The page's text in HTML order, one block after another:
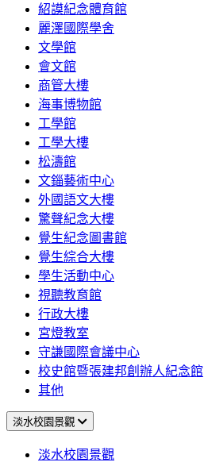
紹謨紀念體育館
麗澤國際學舍
文學館
會文館
商管大樓
海事博物館
工學館
工學大樓
松濤館
文錙藝術中心
外國語文大樓
驚聲紀念大樓
覺生紀念圖書館
覺生綜合大樓
學生活動中心
視聽教育館
行政大樓
宮燈教室
守謙國際會議中心
校史館暨張建邦創辦人紀念館
其他
淡水校園景觀
淡水校園景觀